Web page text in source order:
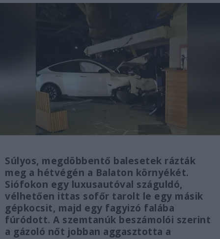
Súlyos, megdöbbentő balesetek rázták
meg a hétvégén a Balaton környékét.
Siófokon egy luxusautóval száguldó,
vélhetően ittas sofőr tarolt le egy másik
gépkocsit, majd egy fagyizó falába
fúródott. A szemtanúk beszámolói szerint
a gázoló nőt jobban aggasztotta a